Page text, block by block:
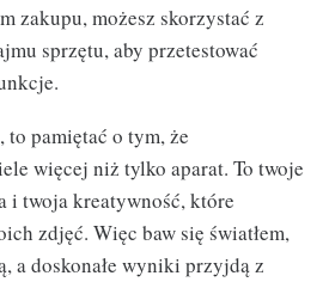
zakupu, możesz skorzystać z
sprzętu, aby przetestować
pamiętać o tym, że
więcej niż tylko aparat. To twoje
i twoja kreatywność, które
zdjęć. Więc baw się światłem,
a doskonałe wyniki przyjdą z